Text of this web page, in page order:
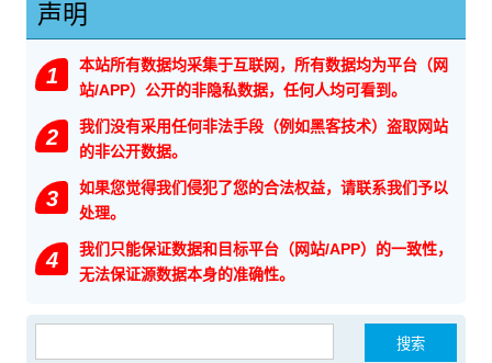
声明
1
本站所有数据均采集于互联网，所有数据均为平台（网
站/APP）公开的非隐私数据，任何人均可看到。
2
我们没有采用任何非法手段（例如黑客技术）盗取网站
的非公开数据。
3
如果您觉得我们侵犯了您的合法权益，请联系我们予以
处理。
4
我们只能保证数据和目标平台（网站/APP）的一致性，
无法保证源数据本身的准确性。